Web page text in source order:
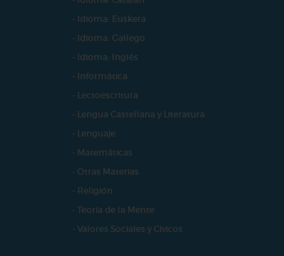
- Idioma: Euskera
- Idioma: Gallego
- Idioma: Inglés
- Informática
- Lectoescritura
- Lengua Castellana y Literatura
- Lenguaje
- Matemáticas
- Otras Materias
- Religión
- Teoría de la Mente
- Valores Sociales y Cívicos